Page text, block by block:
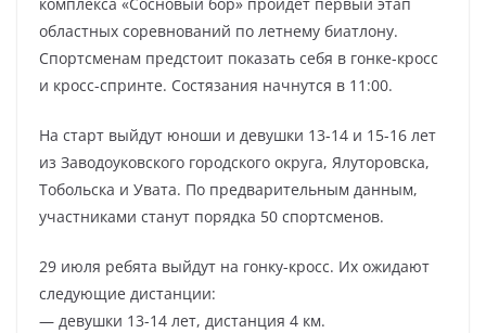
областных соревнований по летнему биатлону.
Спортсменам предстоит показать себя в гонке-кросс
и кросс-спринте. Состязания начнутся в 11:00.
На старт выйдут юноши и девушки 13-14 и 15-16 лет
из Заводоуковского городского округа, Ялуторовска,
Тобольска и Увата. По предварительным данным,
участниками станут порядка 50 спортсменов.
29 июля ребята выйдут на гонку-кросс. Их ожидают
следующие дистанции:
— девушки 13-14 лет, дистанция 4 км.